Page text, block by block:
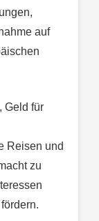
auf
Geld für
Reisen und
zu